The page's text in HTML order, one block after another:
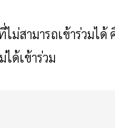
ม่สามารถเข้าร่วม
ด้เข้าร่วม